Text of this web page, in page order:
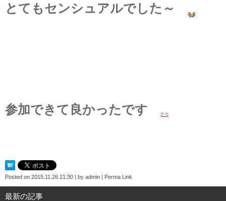
とてもセンシュアルでした～
参加できて良かったです
Posted on 2015.11.26 21:30 | by admin | Perma Link
最新の記事